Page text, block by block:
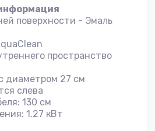
поверхности - Эмаль
пространство
диаметром 27 см
слева
130 см
1.27 кВт